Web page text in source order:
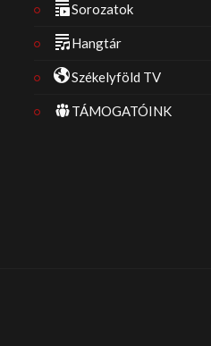
Sorozatok
Hangtár
Székelyföld TV
TÁMOGATÓINK